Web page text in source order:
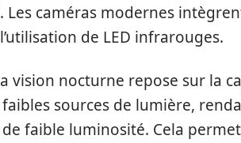
Les caméras modernes
de LED infrarouges.
vision nocturne repose sur la
sources de lumière,
faible luminosité. Cela